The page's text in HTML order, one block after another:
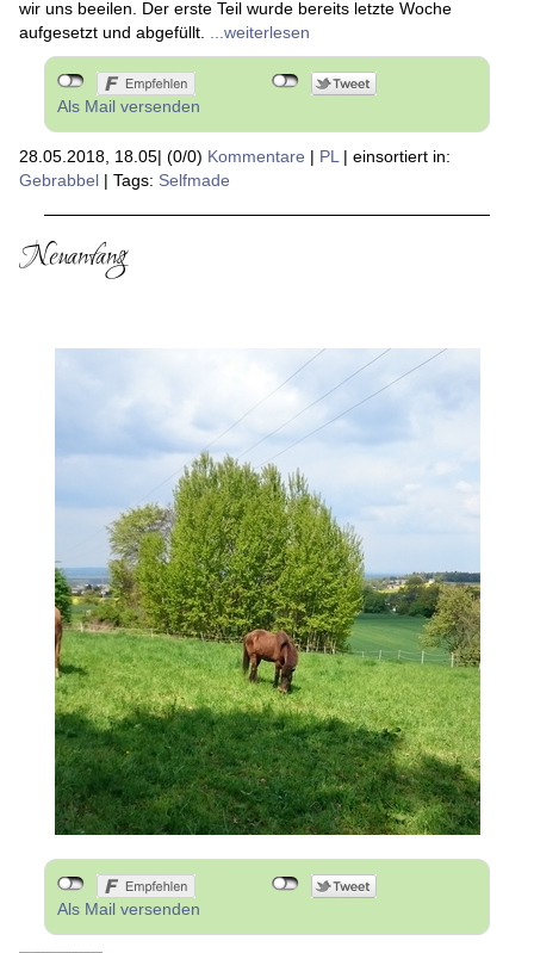
wir uns beeilen. Der erste Teil wurde bereits letzte Woche
aufgesetzt und abgefüllt. ...weiterlesen
Als Mail versenden
28.05.2018, 18.05| (0/0) Kommentare | PL| einsortiert in:
Gebrabbel | Tags: Selfmade
Neuanfang
Als Mail versenden